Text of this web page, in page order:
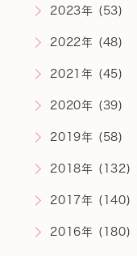
2023年 (53)
2022年 (48)
2021年 (45)
2020年 (39)
2019年 (58)
2018年 (132)
2017年 (140)
2016年 (180)